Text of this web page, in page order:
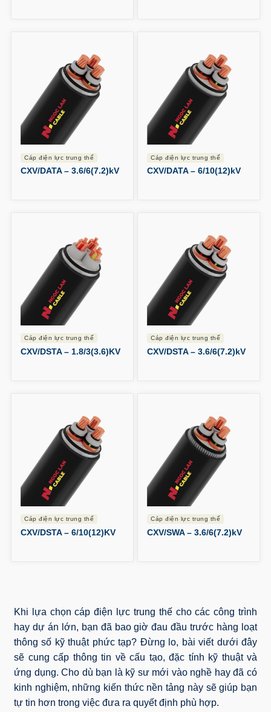
cáp điện lực trung thế
CXV/DATA – 3.6/6(7.2)kV
cáp điện lực trung thế
CXV/DATA – 6/10(12)kV
cáp điện lực trung thế
CXV/DSTA – 1.8/3(3.6)KV
cáp điện lực trung thế
CXV/DSTA – 3.6/6(7.2)kV
cáp điện lực trung thế
CXV/DSTA – 6/10(12)KV
cáp điện lực trung thế
CXV/SWA – 3.6/6(7.2)kV
Khi lựa chọn cáp điện lực trung thế cho các công trình
hay dự án lớn, bạn đã bao giờ đau đầu trước hàng loạt
thông số kỹ thuật phức tạp? Đừng lo, bài viết dưới đây
sẽ cung cấp thông tin về cấu tạo, đặc tính kỹ thuật và
ứng dụng. Cho dù bạn là kỹ sư mới vào nghề hay đã có
kinh nghiệm, những kiến thức nền tảng này sẽ giúp bạn
tự tin hơn trong việc đưa ra quyết định phù hợp.